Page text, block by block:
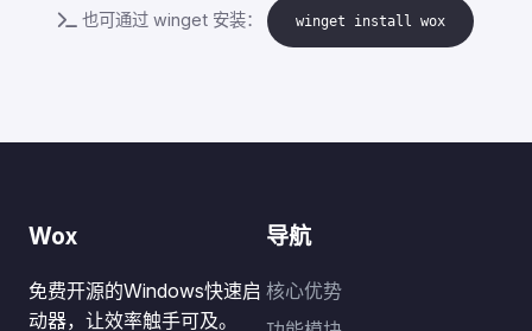
也可通过 winget 安装： winget install wox
Wox
免费开源的Windows快速启
动器，让效率触手可及。
导航
核心优势